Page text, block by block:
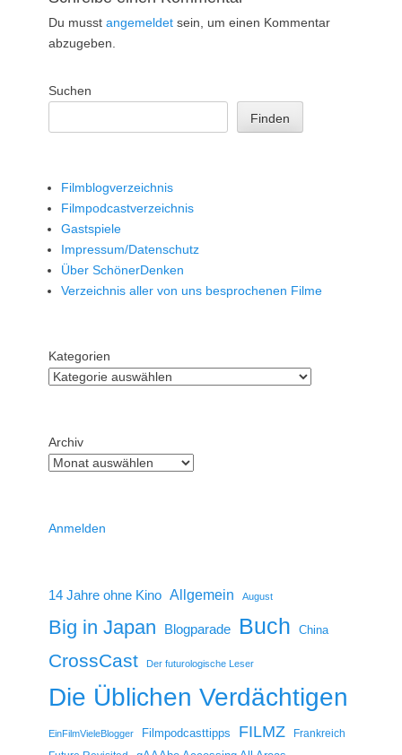
Du musst angemeldet sein, um einen Kommentar
abzugeben.
Suchen
Finden
Filmblogverzeichnis
Filmpodcastverzeichnis
Gastspiele
Impressum/Datenschutz
Über SchönerDenken
Verzeichnis aller von uns besprochenen Filme
Kategorien
Archiv
Anmelden
14 Jahre ohne Kino Allgemein August
Big in Japan Blogparade Buch China
CrossCast Der futurologische Leser
Die Üblichen Verdächtigen
EinFilmVieleBlogger Filmpodcasttipps FILMZ
Frankreich